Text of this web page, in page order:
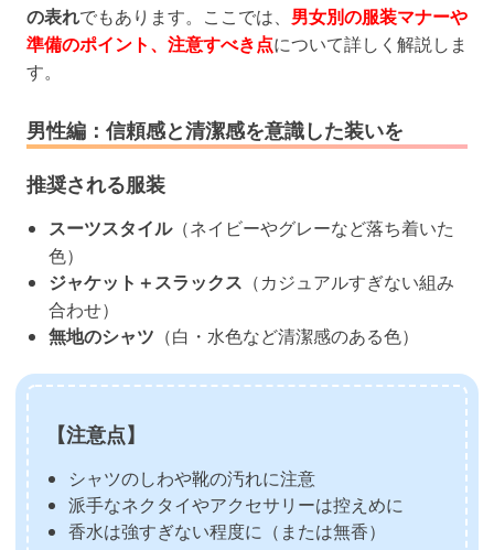
の表れでもあります。ここでは、 男女別の服装マナーや
準備のポイント、注意すべき点について詳しく解説しま
す。
男性編：信頼感と清潔感を意識した装いを
推奨される服装
スーツスタイル（ネイビーやグレーなど落ち着いた
色）
ジャケット＋スラックス （カジュアルすぎない組み
合わせ）
無地のシャツ （白・水色など清潔感のある色）
【注意点】
シャツのしわや靴の汚れに注意
派手なネクタイやアクセサリーは控えめに
香水は強すぎない程度に（または無香）